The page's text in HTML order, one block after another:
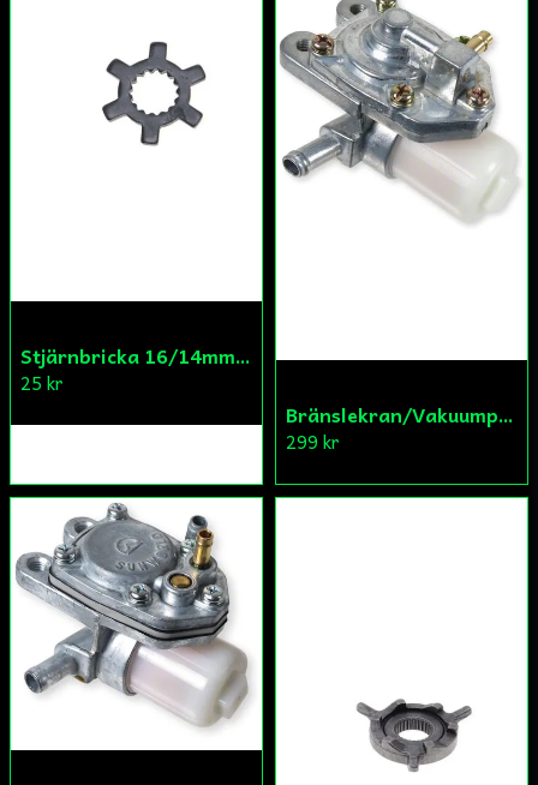
Skicka fråga
Stjärnbricka 16/14mm Yttre Remskiva
25 kr
Bränslekran/Vakuumpump PGO
299 kr